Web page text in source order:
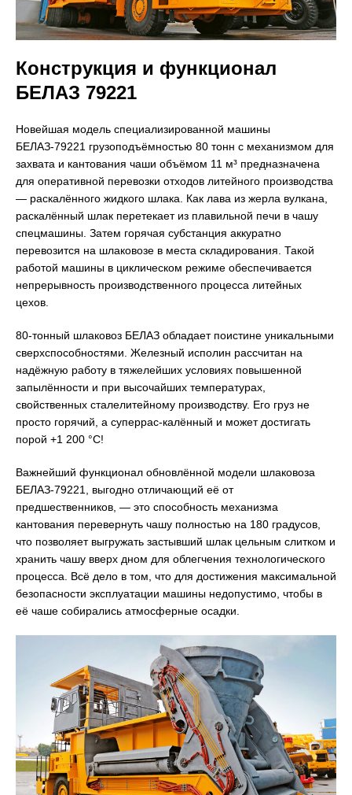
Конструкция и функционал
БЕЛАЗ 79221
Новейшая модель специализированной машины
БЕЛАЗ-79221 грузоподъёмностью 80 тонн с механизмом для
захвата и кантования чаши объёмом 11 м³ предназначена
для оперативной перевозки отходов литейного производства
— раскалённого жидкого шлака. Как лава из жерла вулкана,
раскалённый шлак перетекает из плавильной печи в чашу
спецмашины. Затем горячая субстанция аккуратно
перевозится на шлаковозе в места складирования. Такой
работой машины в циклическом режиме обеспечивается
непрерывность производственного процесса литейных
цехов.
80-тонный шлаковоз БЕЛАЗ обладает поистине уникальными
сверхспособностями. Железный исполин рассчитан на
надёжную работу в тяжелейших условиях повышенной
запылённости и при высочайших температурах,
свойственных сталелитейному производству. Его груз не
просто горячий, а суперрас-калённый и может достигать
порой +1 200 °С!
Важнейший функционал обновлённой модели шлаковоза
БЕЛАЗ-79221, выгодно отличающий её от
предшественников, — это способность механизма
кантования перевернуть чашу полностью на 180 градусов,
что позволяет выгружать застывший шлак цельным слитком и
хранить чашу вверх дном для облегчения технологического
процесса. Всё дело в том, что для достижения максимальной
безопасности эксплуатации машины недопустимо, чтобы в
её чаше собирались атмосферные осадки.